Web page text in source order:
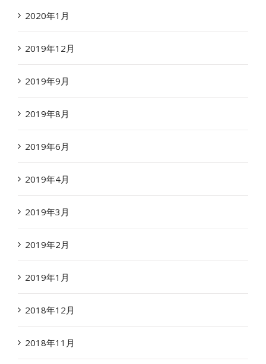
2020年1月
2019年12月
2019年9月
2019年8月
2019年6月
2019年4月
2019年3月
2019年2月
2019年1月
2018年12月
2018年11月